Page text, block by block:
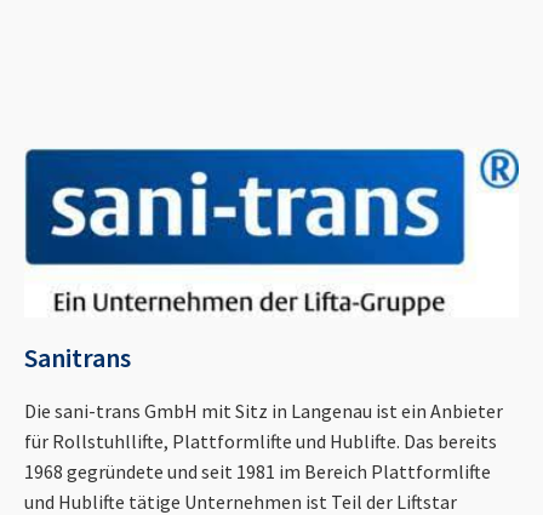
Sanitrans
Die sani-trans GmbH mit Sitz in Langenau ist ein Anbieter
für Rollstuhllifte, Plattformlifte und Hublifte. Das bereits
1968 gegründete und seit 1981 im Bereich Plattformlifte
und Hublifte tätige Unternehmen ist Teil der Liftstar